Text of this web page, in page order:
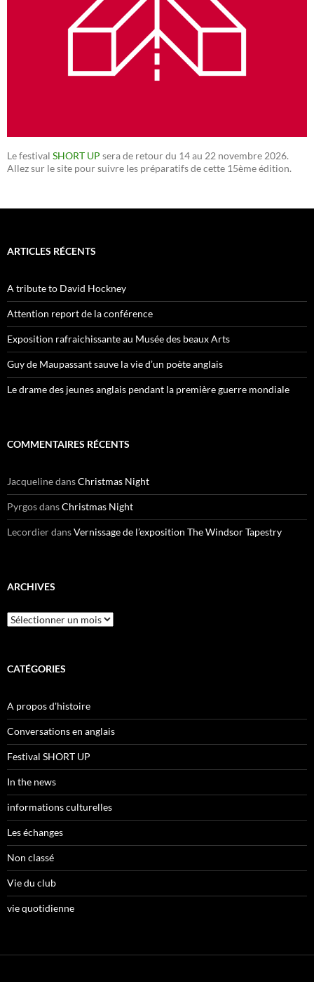
Le festival SHORT UP sera de retour du 14 au 22 novembre 2026.
Allez sur le site pour suivre les préparatifs de cette 15ème édition.
ARTICLES RÉCENTS
A tribute to David Hockney
Attention report de la conférence
Exposition rafraichissante au Musée des beaux Arts
Guy de Maupassant sauve la vie d’un poète anglais
Le drame des jeunes anglais pendant la première guerre mondiale
COMMENTAIRES RÉCENTS
JacquelinedansChristmas Night
PyrgosdansChristmas Night
LecordierdansVernissage de l’exposition The Windsor Tapestry
ARCHIVES
Archives
CATÉGORIES
A propos d'histoire
Conversations en anglais
Festival SHORT UP
In the news
informations culturelles
Les échanges
Non classé
Vie du club
vie quotidienne